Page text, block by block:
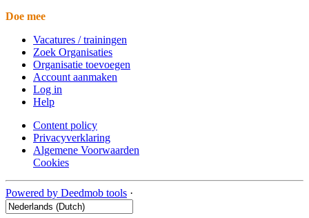
Doe mee
Vacatures / trainingen
Zoek Organisaties
Organisatie toevoegen
Account aanmaken
Log in
Help
Content policy
Privacyverklaring
Algemene Voorwaarden
Cookies
Powered by Deedmob tools ·